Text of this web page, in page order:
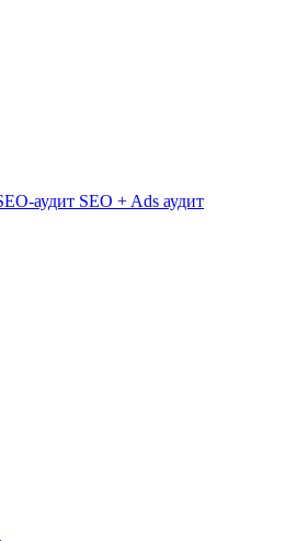
аудит SEO + Ads аудит